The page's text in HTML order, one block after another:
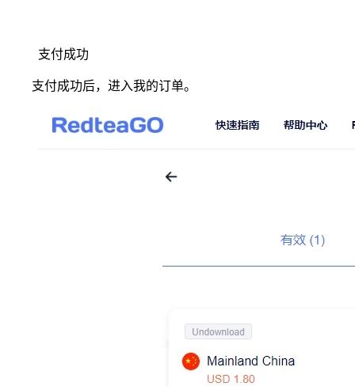
支付成功
支付成功后，进入我的订单。